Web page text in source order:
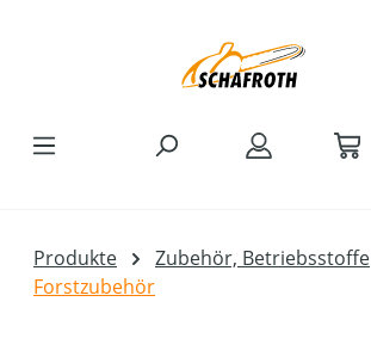
Produkte
Zubehör, Betriebsstoffe
Forstzubehör